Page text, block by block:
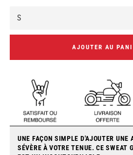
AJOUTER AU
UNE FAÇON SIMPLE D'AJOUTER UNE
SÉVÈRE À VOTRE TENUE. CE SWEAT